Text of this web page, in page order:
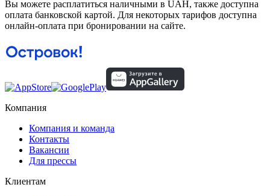
Вы можете расплатиться наличными в UAH, также доступна
оплата банковской картой. Для некоторых тарифов доступна
онлайн-оплата при бронировании на сайте.
Компания
Компания и команда
Контакты
Вакансии
Для прессы
Клиентам